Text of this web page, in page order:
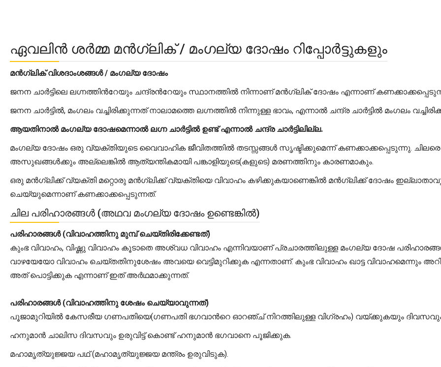
ഏവലിൻ ശർമ്മ മൻഗ്ലിക് / മംഗല്യ ദോഷം റിപ്പോർട്ടുകളും
മൻഗ്ലിക് വിശദാംശങ്ങൾ / മംഗല്യ ദോഷം
ജനന ചാർട്ടിലെ ലഗ്നത്തിന്‍റേയും ചന്ദ്രന്‍റേയും സ്ഥാനത്തിൽ നിന്നാണ് മൻഗ്ലിക് ദോഷം എന്നാണ്
ജനന ചാർട്ടിൽ, മംഗലം വച്ചിരിക്കുന്നത് നാലാമത്തെ ലഗ്നത്തിൽ നിന്നുള്ള ഭാവം, എന്നാൽ ചന്ദ്ര ചാർട്ടിൽ മംഗലം
ആയതിനാൽ മംഗല്യ ദോഷമെന്നാൽ ലഗ്ന ചാർട്ടിൽ ഉണ്ട് എന്നാൽ ചന്ദ്ര ചാർട്ടിലില്ല.
മംഗല്യ ദോഷം ഒരു വ്യക്തിയുടെ വൈവാഹിക ജീവിതത്തിൽ തടസ്സങ്ങൾ സൃഷ്ടിക്കുമെന്ന് കണക്കാക്കപ്പെടുന്നു.
അസുഖങ്ങൾക്കും അല്ലെങ്കിൽ ആത്യന്തികമായി പങ്കാളിയുടെ(കളുടെ) മരണത്തിനും കാരണമാകും.
ഒരു മൻഗ്ലിക്ക് വ്യക്തി മറ്റൊരു മൻഗ്ലിക്ക് വ്യക്തിയെ വിവാഹം കഴിക്കുകയാണെങ്കിൽ മൻഗ്ലിക്ക് ദോഷം
ചെയ്യുമെന്നാണ് കണക്കാക്കപ്പെടുന്നത്.
ചില പരിഹാരങ്ങൾ (അഥവ മംഗല്യ ദോഷം ഉണ്ടെങ്കിൽ)
പരിഹാരങ്ങൾ (വിവാഹത്തിനു മുമ്പ് ചെയ്തിരിക്കേണ്ടത്)
കുംഭ വിവാഹം, വിഷ്ണു വിവാഹം കൂടാതെ അശ്വധ വിവാഹം എന്നിവയാണ് പ്രചാരത്തിലുള്ള മംഗല്യ ദോഷ
വാഴയേയോ വിവാഹം ചെയ്തതിനുശേഷം അവയെ വെട്ടിമുറിക്കുക എന്നതാണ്. കുംഭ വിവാഹം ഖാട്ട വിവാഹമെന്നും
അത് പൊട്ടിക്കുക എന്നാണ് ഇത് അർഥമാക്കുന്നത്.
പരിഹാരങ്ങൾ (വിവാഹത്തിനു ശേഷം ചെയ്യാവുന്നത്)
പൂജാമുറിയിൽ കേസരീയ ഗണപതിയെ(ഗണപതി ഭഗവാന്‍റെ ഓറഞ്ച് നിറത്തിലുള്ള വിഗ്രഹം) വയ്ക്കുകയും
ഹനുമാൻ ചാലിസ ദിവസവും ഉരുവിട്ട് കൊണ്ട് ഹനുമാൻ ഭഗവാനെ പൂജിക്കുക.
മഹാമൃത്യുജ്ജയ പഥ് (മഹാമൃത്യുജ്ജയ മന്ത്രം ഉരുവിടുക).